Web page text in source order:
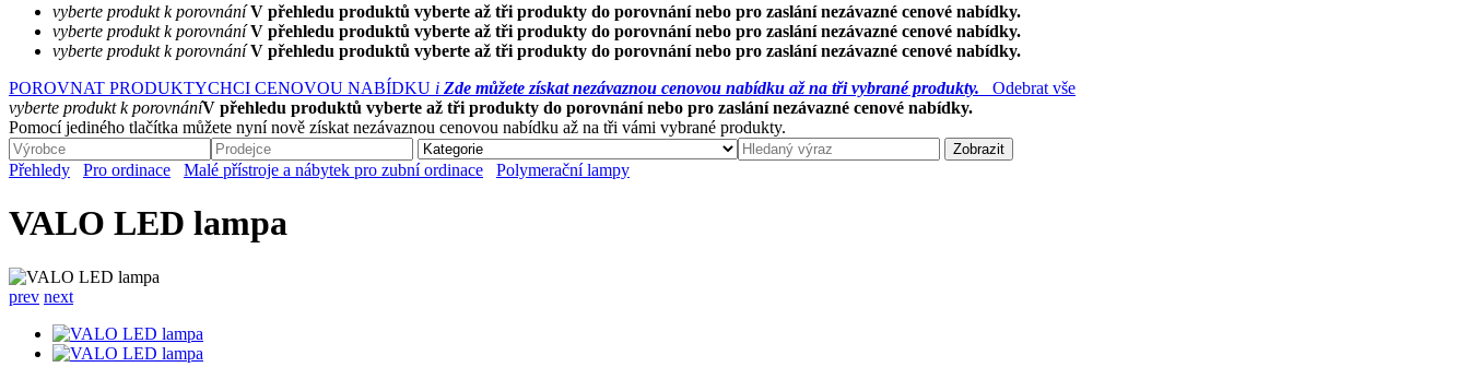
vyberte produkt k porovnání V přehledu produktů vyberte až tři produkty do porovnání nebo pro zaslání nezávazné cenové nabídky.
vyberte produkt k porovnání V přehledu produktů vyberte až tři produkty do porovnání nebo pro zaslání nezávazné cenové nabídky.
vyberte produkt k porovnání V přehledu produktů vyberte až tři produkty do porovnání nebo pro zaslání nezávazné cenové nabídky.
POROVNAT PRODUKTYCHCI CENOVOU NABÍDKU i Zde můžete získat nezávaznou cenovou nabídku až na tři vybrané produkty.
Odebrat vše
vyberte produkt k porovnáníV přehledu produktů vyberte až tři produkty do porovnání nebo pro zaslání nezávazné cenové nabídky.
Pomocí jediného tlačítka můžete nyní nově získat nezávaznou cenovou nabídku až na tři vámi vybrané produkty.
Přehledy Pro ordinace Malé přístroje a nábytek pro zubní ordinace Polymerační lampy
VALO LED lampa
prev next